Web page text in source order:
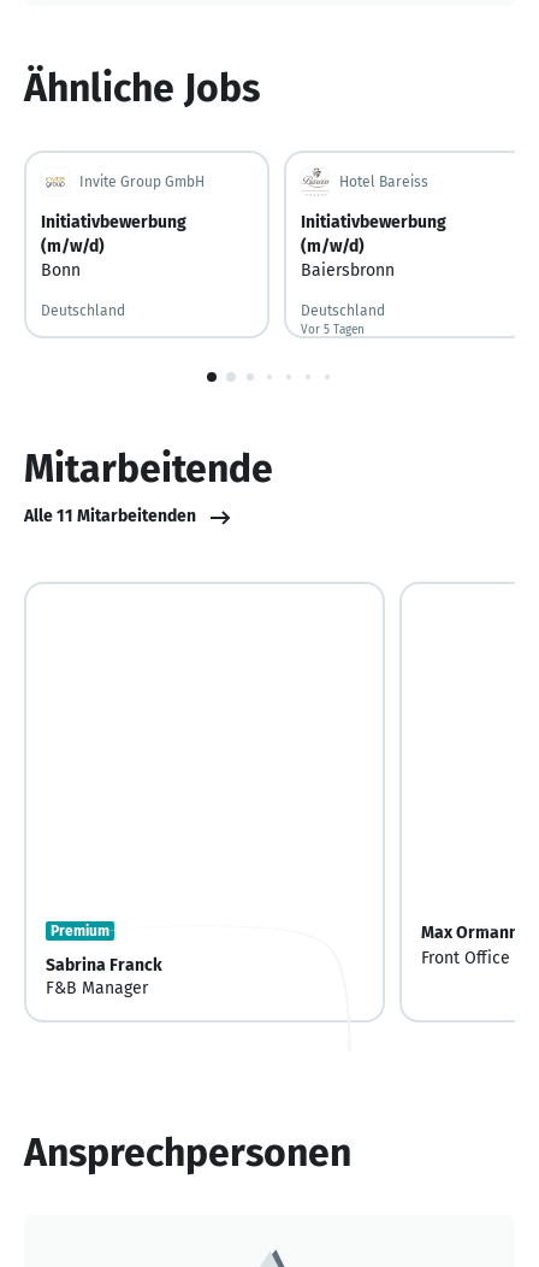
Ähnliche Jobs
Invite Group GmbH
Initiativbewerbung
(m/w/d)
Bonn
Deutschland
Hotel Bareiss
Initiativbewerbung
(m/w/d)
Baiersbronn
Deutschland
Vor 5 Tagen
Vor 5 Tagen veröffentlicht
1
Mitarbeitende
Alle 11 Mitarbeitenden
Premium
Sabrina Franck
F&B Manager
Max Ormanns
Front Office
Ansprechpersonen